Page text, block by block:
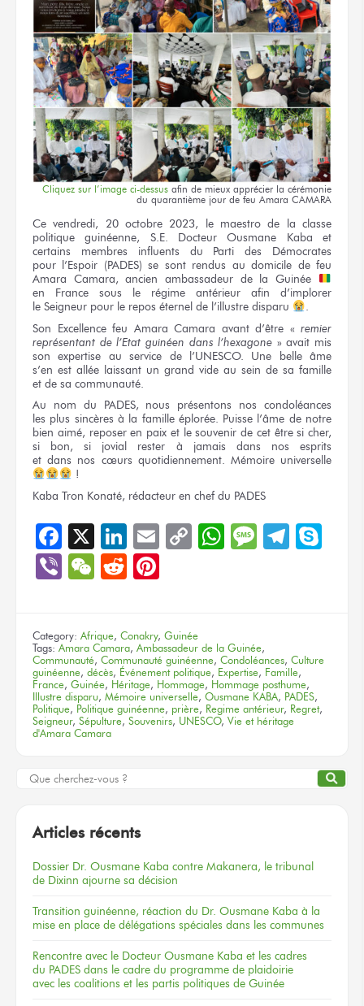
Cliquez sur l’image ci-dessus afin de mieux apprécier la cérémonie
du quarantième jour de feu Amara CAMARA
Ce vendredi, 20 octobre 2023, le maestro de la classe
politique guinéenne, S.E. Docteur Ousmane Kaba
et
certains membres influents du Parti
des Démocrates
pour l’Espoir (PADES)se sont rendus au domicile de feu
Amara Camara, ancien ambassadeur de la Guinée
en France
sous le régime antérieur afin d’implorer
le Seigneur pour le repos éternel de l’illustre disparu
.
Son Excellencefeu Amara Camara avant d’être « remier
représentant de l’Etat guinéen dans l’hexagone » avait mis
son expertise au service de l’UNESCO. Une belleâme
s’en est allée laissant un grand vide au sein de sa famille
et de sa communauté.
Au nom du PADES, nous présentons
nos condoléances
les plus sincères à la familleéplorée. Puisse l’âme de notre
bien aimé, reposeren paix et le souvenir de cet être si cher,
si bon,
si jovial rester à jamais
dans nos esprits
et dans nos cœurs quotidiennement. Mémoire universelle
!
Kaba Tron Konaté, rédacteur en chef du PADES
Facebook
X LinkedIn
EmailCopyWhatsApp
Message
ViberWeChat
Reddit
Category: Afrique, Conakry, Guinée
Tags: Amara Camara, Ambassadeur de la Guinée,
Communauté, Communauté guinéenne, Condoléances, Culture
guinéenne, décès, Événement politique, Expertise, Famille,
France, Guinée, Héritage, Hommage, Hommage posthume,
Illustre disparu, Mémoire universelle, Ousmane KABA, PADES,
Politique, Politique guinéenne, prière, Regime antérieur, Regret,
Seigneur, Sépulture, Souvenirs, UNESCO, Vie et héritage
d'Amara Camara
Articles récents
Dossier Dr. Ousmane Kaba contre Makanera, le tribunal
de Dixinn ajourne sa décision
Transition guinéenne, réaction du Dr. Ousmane Kaba à la
mise en place de délégations spéciales dans les communes
Rencontre avec le Docteur Ousmane Kaba et les cadres
du PADES dans le cadre du programme de plaidoirie
avec les coalitions et les partis politiques de Guinée